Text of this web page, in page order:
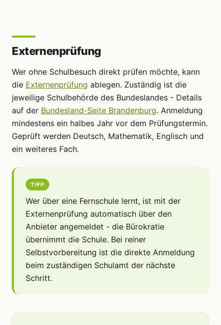
Externenprüfung
Wer ohne Schulbesuch direkt prüfen möchte, kann
die Externenprüfung ablegen. Zuständig ist die
jeweilige Schulbehörde des Bundeslandes - Details
auf der Bundesland-Seite Brandenburg. Anmeldung
mindestens ein halbes Jahr vor dem Prüfungstermin.
Geprüft werden Deutsch, Mathematik, Englisch und
ein weiteres Fach.
TIPP
Wer über eine Fernschule lernt, ist mit der
Externenprüfung automatisch über den
Anbieter angemeldet - die Bürokratie
übernimmt die Schule. Bei reiner
Selbstvorbereitung ist die direkte Anmeldung
beim zuständigen Schulamt der nächste
Schritt.